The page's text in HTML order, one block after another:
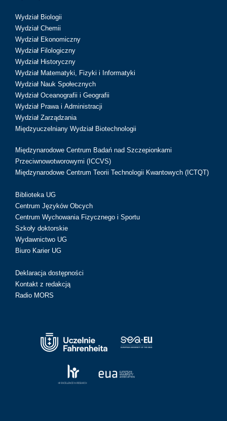
Wydział Biologii
Wydział Chemii
Wydział Ekonomiczny
Wydział Filologiczny
Wydział Historyczny
Wydział Matematyki, Fizyki i Informatyki
Wydział Nauk Społecznych
Wydział Oceanografii i Geografii
Wydział Prawa i Administracji
Wydział Zarządzania
Międzyuczelniany Wydział Biotechnologii
Międzynarodowe Centrum Badań nad Szczepionkami
Przeciwnowotworowymi (ICCVS)
Międzynarodowe Centrum Teorii Technologii Kwantowych (ICTQT)
Biblioteka UG
Centrum Języków Obcych
Centrum Wychowania Fizycznego i Sportu
Szkoły doktorskie
Wydawnictwo UG
Biuro Karier UG
Deklaracja dostępności
Kontakt z redakcją
Radio MORS